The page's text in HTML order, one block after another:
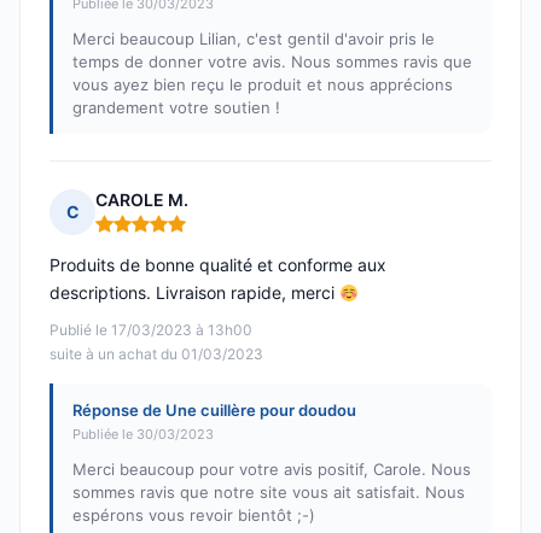
Publiée le 30/03/2023
Merci beaucoup Lilian, c'est gentil d'avoir pris le
temps de donner votre avis. Nous sommes ravis que
vous ayez bien reçu le produit et nous apprécions
grandement votre soutien !
C
CAROLE M.
Note : 5 sur 5
Publié le 17/03/2023 à 13h00
suite à un achat du 01/03/2023
Produits de bonne qualité et conforme aux
descriptions. Livraison rapide, merci
Réponse de Une cuillère pour doudou
Publiée le 30/03/2023
Merci beaucoup pour votre avis positif, Carole. Nous
sommes ravis que notre site vous ait satisfait. Nous
espérons vous revoir bientôt ;-)